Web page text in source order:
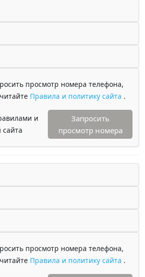
просмотр номера телефона,
Правила и политику сайта .
и
сайта
Запросить
просмотр номера
просмотр номера телефона,
Правила и политику сайта .